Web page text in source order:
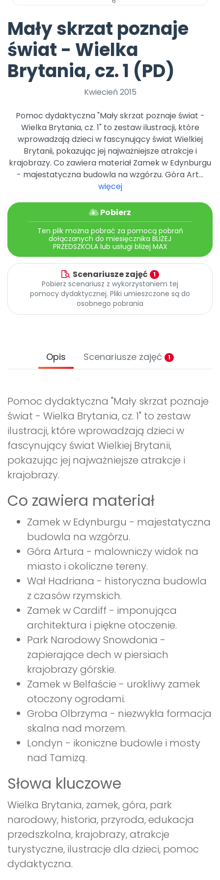
Pomoc
Mały skrzat poznaje
świat - Wielka
Brytania, cz. 1 (PD)
Kwiecień 2015
Pomoc dydaktyczna "Mały skrzat poznaje świat -
Wielka Brytania, cz. 1" to zestaw ilustracji, które
wprowadzają dzieci w fascynujący świat Wielkiej
Brytanii, pokazując jej najważniejsze atrakcje i
krajobrazy. Co zawiera materiał Zamek w Edynburgu
- majestatyczna budowla na wzgórzu. Góra Art...
więcej
Pobierz
Ten plik można pobrać za pomocą pobrań
dołączanych do miesięcznika BLIŻEJ
PRZEDSZKOLA lub usługi bliżej MAX
Scenariusze zajęć 1
Pobierz scenariusz z wykorzystaniem tej
pomocy dydaktycznej. Pliki umieszczone są do
osobnego pobrania
Opis Scenariusze zajęć 1
Pomoc dydaktyczna "Mały skrzat poznaje
świat - Wielka Brytania, cz. 1" to zestaw
ilustracji, które wprowadzają dzieci w
fascynujący świat Wielkiej Brytanii,
pokazując jej najważniejsze atrakcje i
krajobrazy.
Co zawiera materiał
Zamek w Edynburgu - majestatyczna
budowla na wzgórzu.
Góra Artura - malowniczy widok na
miasto i okoliczne tereny.
Wał Hadriana - historyczna budowla
z czasów rzymskich.
Zamek w Cardiff - imponująca
architektura i piękne otoczenie.
Park Narodowy Snowdonia -
zapierające dech w piersiach
krajobrazy górskie.
Zamek w Belfaście - urokliwy zamek
otoczony ogrodami.
Groba Olbrzyma - niezwykła formacja
skalna nad morzem.
Londyn - ikoniczne budowle i mosty
nad Tamizą.
Słowa kluczowe
Wielka Brytania, zamek, góra, park
narodowy, historia, przyroda, edukacja
przedszkolna, krajobrazy, atrakcje
turystyczne, ilustracje dla dzieci, pomoc
dydaktyczna.